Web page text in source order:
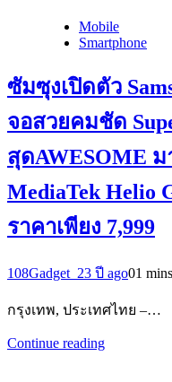
Mobile
Smartphone
ซัมซุงเปิดตัว
จอสวยคมชัด
สุดAWESOME
MediaTek Helio
ราคาเพียง 7,999
108Gadget_23 ปี ago01 mins
กรุงเทพ, ประเทศไทย –…
Continue reading